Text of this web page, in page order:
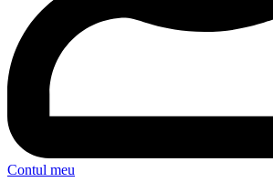
Contul meu